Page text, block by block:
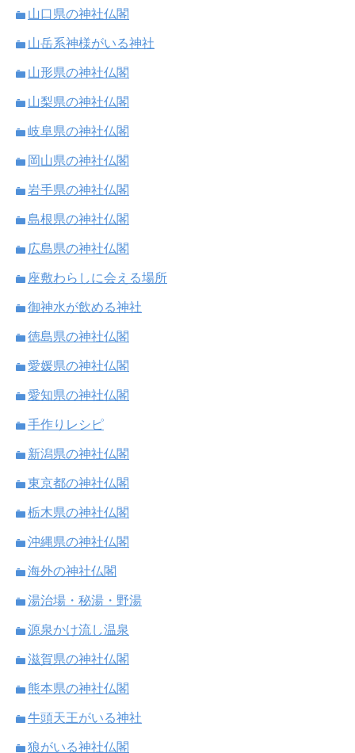
山口県の神社仏閣
山岳系神様がいる神社
山形県の神社仏閣
山梨県の神社仏閣
岐阜県の神社仏閣
岡山県の神社仏閣
岩手県の神社仏閣
島根県の神社仏閣
広島県の神社仏閣
座敷わらしに会える場所
御神水が飲める神社
徳島県の神社仏閣
愛媛県の神社仏閣
愛知県の神社仏閣
手作りレシピ
新潟県の神社仏閣
東京都の神社仏閣
栃木県の神社仏閣
沖縄県の神社仏閣
海外の神社仏閣
湯治場・秘湯・野湯
源泉かけ流し温泉
滋賀県の神社仏閣
熊本県の神社仏閣
牛頭天王がいる神社
狼がいる神社仏閣